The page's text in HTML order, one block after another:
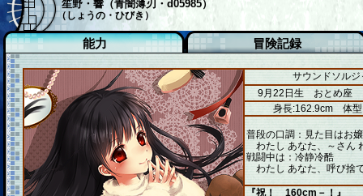
笙野・響（青闇薄刃・d05985）
（しょうの・ひびき）
能力 冒険記録
サウンドソル
9月22日生 おとめ座
身長:162.9cm 体型
普段の口調：見た目はお
わたし あなた、～さん
戦闘中は：冷静冷酷
わたし あなた、呼び捨
『祝！ 160cm－！』